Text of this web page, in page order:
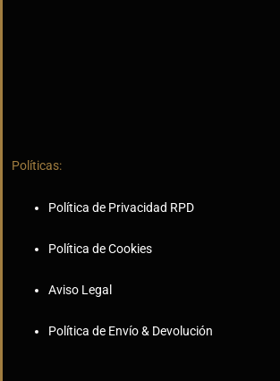
Políticas:
Política de Privacidad RPD
Política de Cookies
Aviso Legal
Política de Envío & Devolución